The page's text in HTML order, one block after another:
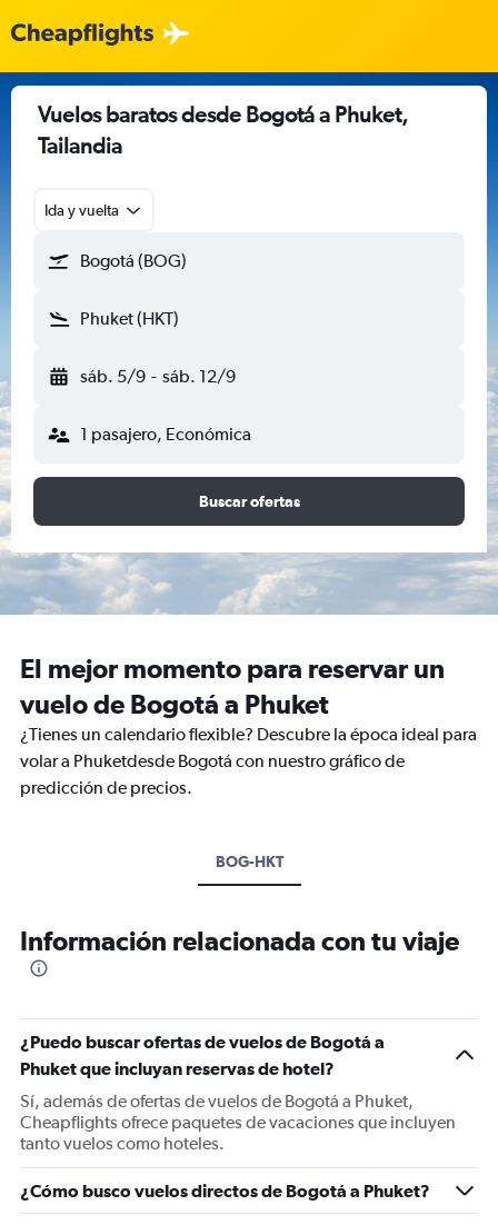
Vuelos baratos desde Bogotá a Phuket,
Tailandia
Ida y vuelta
Bogotá (BOG)
Phuket (HKT)
sáb. 5/9 - sáb. 12/9
1 pasajero, Económica
Buscar ofertas
El mejor momento para reservar un
vuelo de Bogotá a Phuket
¿Tienes un calendario flexible? Descubre la época ideal para
volar a Phuketdesde Bogotá con nuestro gráfico de
predicción de precios.
BOG-HKT
Información relacionada con tu viaje
¿Puedo buscar ofertas de vuelos de Bogotá a
Phuket que incluyan reservas de hotel?
Sí, además de ofertas de vuelos de Bogotá a Phuket,
Cheapflights ofrece paquetes de vacaciones que incluyen
tanto vuelos como hoteles.
¿Cómo busco vuelos directos de Bogotá a Phuket?